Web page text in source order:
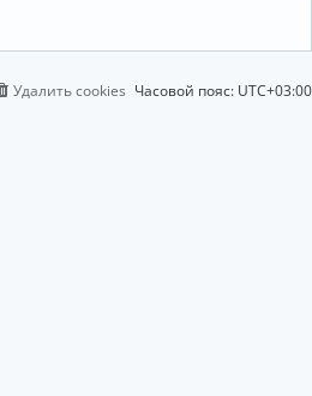
Часовой пояс: UTC+03:00
Удалить cookies